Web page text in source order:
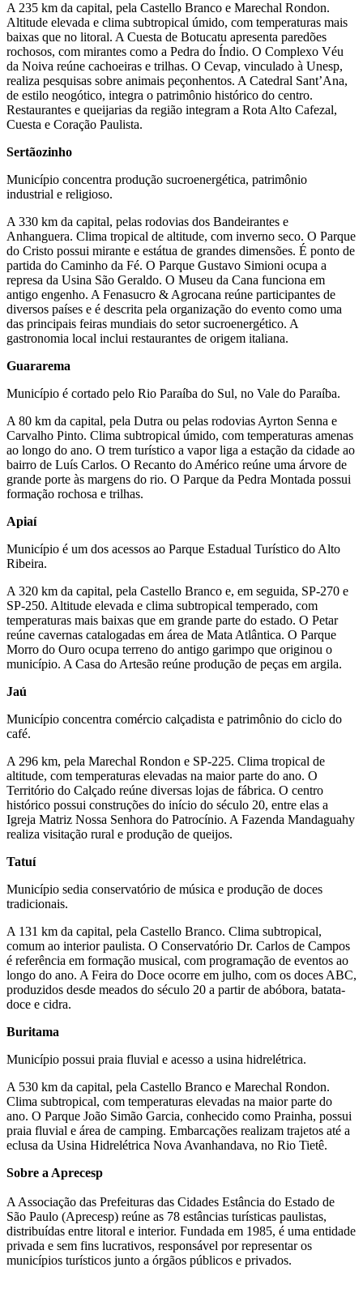
A 235 km da capital, pela Castello Branco e Marechal Rondon.
Altitude elevada e clima subtropical úmido, com temperaturas mais
baixas que no litoral. A Cuesta de Botucatu apresenta paredões
rochosos, com mirantes como a Pedra do Índio. O Complexo Véu
da Noiva reúne cachoeiras e trilhas. O Cevap, vinculado à Unesp,
realiza pesquisas sobre animais peçonhentos. A Catedral Sant’Ana,
de estilo neogótico, integra o patrimônio histórico do centro.
Restaurantes e queijarias da região integram a Rota Alto Cafezal,
Cuesta e Coração Paulista.
Sertãozinho
Município concentra produção sucroenergética, patrimônio
industrial e religioso.
A 330 km da capital, pelas rodovias dos Bandeirantes e
Anhanguera. Clima tropical de altitude, com inverno seco. O Parque
do Cristo possui mirante e estátua de grandes dimensões. É ponto de
partida do Caminho da Fé. O Parque Gustavo Simioni ocupa a
represa da Usina São Geraldo. O Museu da Cana funciona em
antigo engenho. A Fenasucro & Agrocana reúne participantes de
diversos países e é descrita pela organização do evento como uma
das principais feiras mundiais do setor sucroenergético. A
gastronomia local inclui restaurantes de origem italiana.
Guararema
Município é cortado pelo Rio Paraíba do Sul, no Vale do Paraíba.
A 80 km da capital, pela Dutra ou pelas rodovias Ayrton Senna e
Carvalho Pinto. Clima subtropical úmido, com temperaturas amenas
ao longo do ano. O trem turístico a vapor liga a estação da cidade ao
bairro de Luís Carlos. O Recanto do Américo reúne uma árvore de
grande porte às margens do rio. O Parque da Pedra Montada possui
formação rochosa e trilhas.
Apiaí
Município é um dos acessos ao Parque Estadual Turístico do Alto
Ribeira.
A 320 km da capital, pela Castello Branco e, em seguida, SP-270 e
SP-250. Altitude elevada e clima subtropical temperado, com
temperaturas mais baixas que em grande parte do estado. O Petar
reúne cavernas catalogadas em área de Mata Atlântica. O Parque
Morro do Ouro ocupa terreno do antigo garimpo que originou o
município. A Casa do Artesão reúne produção de peças em argila.
Jaú
Município concentra comércio calçadista e patrimônio do ciclo do
café.
A 296 km, pela Marechal Rondon e SP-225. Clima tropical de
altitude, com temperaturas elevadas na maior parte do ano. O
Território do Calçado reúne diversas lojas de fábrica. O centro
histórico possui construções do início do século 20, entre elas a
Igreja Matriz Nossa Senhora do Patrocínio. A Fazenda Mandaguahy
realiza visitação rural e produção de queijos.
Tatuí
Município sedia conservatório de música e produção de doces
tradicionais.
A 131 km da capital, pela Castello Branco. Clima subtropical,
comum ao interior paulista. O Conservatório Dr. Carlos de Campos
é referência em formação musical, com programação de eventos ao
longo do ano. A Feira do Doce ocorre em julho, com os doces ABC,
produzidos desde meados do século 20 a partir de abóbora, batata-
doce e cidra.
Buritama
Município possui praia fluvial e acesso a usina hidrelétrica.
A 530 km da capital, pela Castello Branco e Marechal Rondon.
Clima subtropical, com temperaturas elevadas na maior parte do
ano. O Parque João Simão Garcia, conhecido como Prainha, possui
praia fluvial e área de camping. Embarcações realizam trajetos até a
eclusa da Usina Hidrelétrica Nova Avanhandava, no Rio Tietê.
Sobre a Aprecesp
A Associação das Prefeituras das Cidades Estância do Estado de
São Paulo (Aprecesp) reúne as 78 estâncias turísticas paulistas,
distribuídas entre litoral e interior. Fundada em 1985, é uma entidade
privada e sem fins lucrativos, responsável por representar os
municípios turísticos junto a órgãos públicos e privados.